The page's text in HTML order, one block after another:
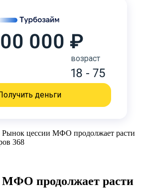
000 ₽
возраст
18 - 75
деньги
Рынок цессии МФО продолжает расти
368
продолжает расти